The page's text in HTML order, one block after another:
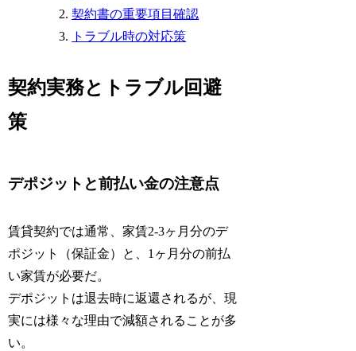
契約書の重要項目確認
トラブル時の対応策
契約実務とトラブル回避
策
デポジットと前払い金の注意点
賃貸契約では通常、家賃2-3ヶ月分のデ
ポジット（保証金）と、1ヶ月分の前払
い家賃が必要だ。
デポジットは退去時に返還されるが、現
実には様々な理由で減額されることが多
い。